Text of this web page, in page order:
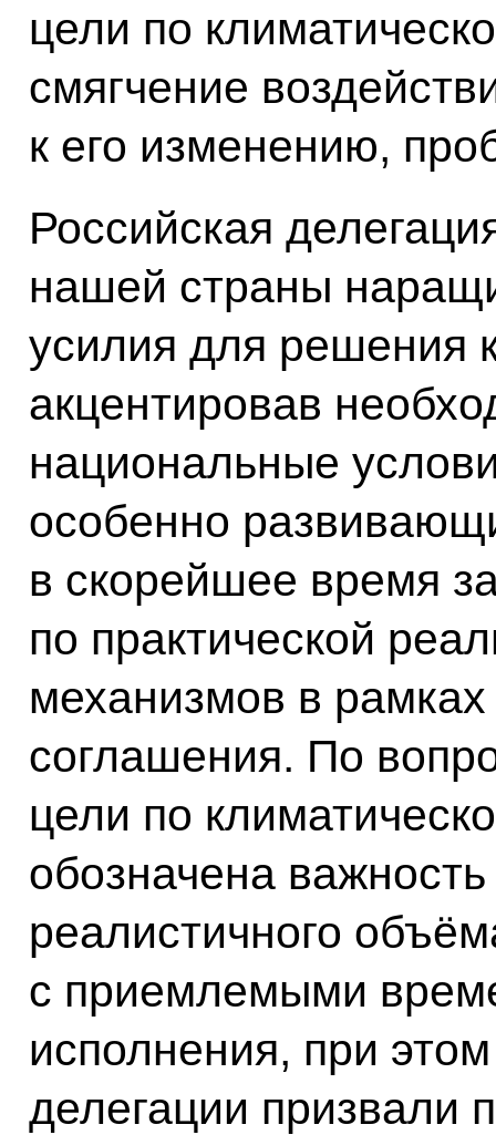
цели по
смягчение
к его изменению,
Российская
нашей страны
усилия для решения
акцентировав
национальные
особенно
в скорейшее время
по практической
механизмов в
соглашения. По
цели по
обозначена
реалистичного
с приемлемыми
исполнения, при
делегации призвали